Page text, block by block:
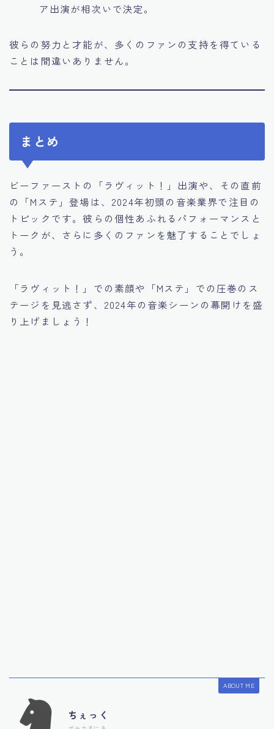
ア出演が相次いで決定。
彼らの努力と才能が、多くのファンの支持を得ている
ことは間違いありません。
まとめ
ビーファーストの「ラヴィット！」出演や、その直前
の「Mステ」登場は、2024年初頭の音楽業界で注目の
トピックです。彼らの個性あふれるパフォーマンスと
トークが、さらに多くのファンを魅了することでしょ
う。
「ラヴィット！」での素顔や「Mステ」での圧巻のス
テージを見逃さず、2024年の音楽シーンの幕開けを盛
り上げましょう！
ABOUT ME
ちぇっく